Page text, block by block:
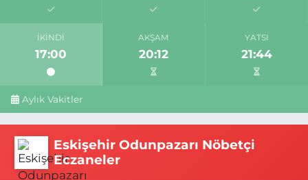
İKINDI
17:00
AKŞAM
20:12
YATSI
21:44
Aylık Vakitler
Eskişehir Odunpazarı Nöbetçi
Eczaneler